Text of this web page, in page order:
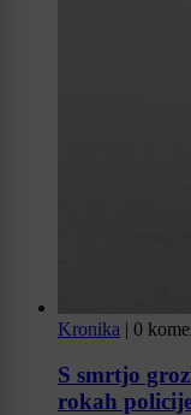
Kronika | 0
S smrtjo
rokah